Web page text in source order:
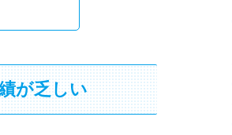
が乏しい